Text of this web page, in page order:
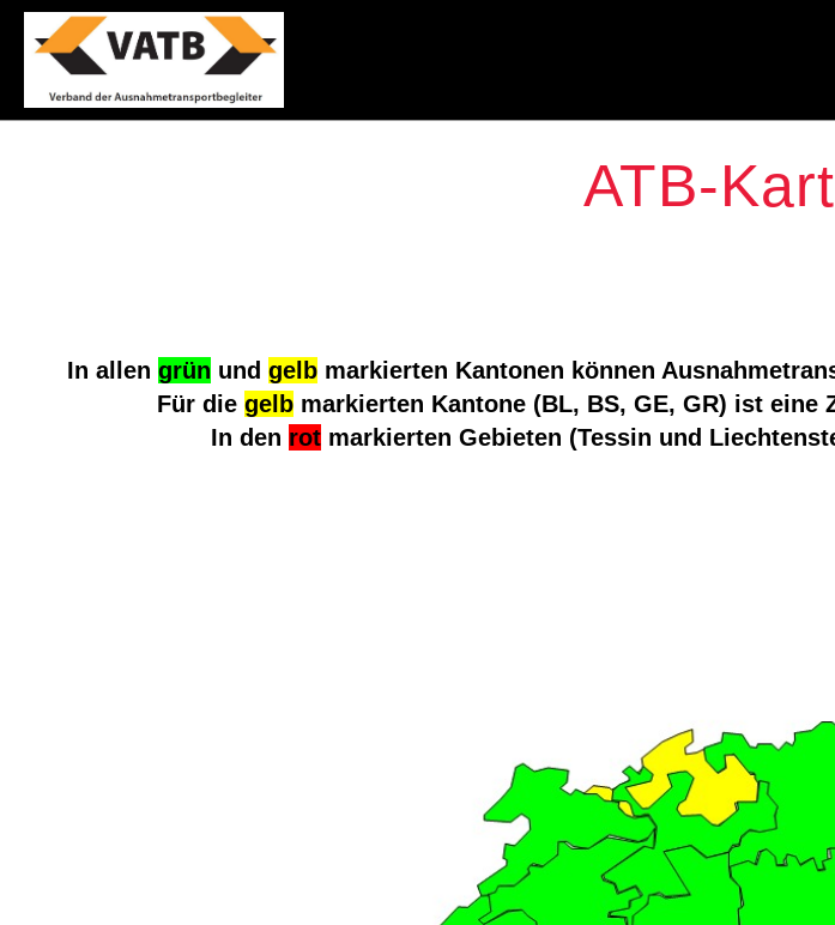
ATB-
In allen grün und gelbmarkierten Kantonen können
Für diegelb markierten Kantone (BL, BS, GE, GR) ist
In den rot markierten Gebieten (Tessin und